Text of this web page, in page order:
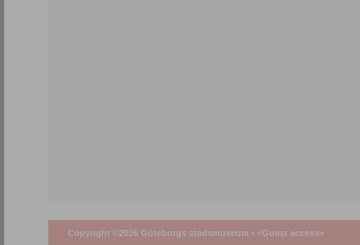
Copyright ©2026 Göteborgs stadsmuseum • <Guest access>